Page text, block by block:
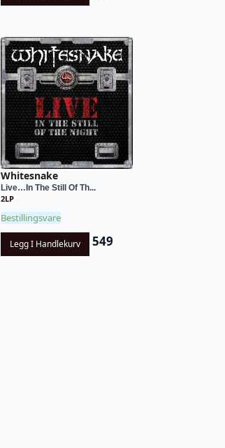
Whitesnake
Live…In The Still Of Th...
2LP
Bestillingsvare
Legg I Handlekurv 549